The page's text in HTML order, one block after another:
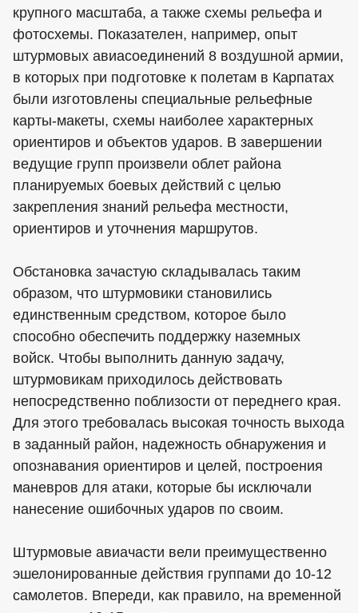
крупного масштаба, а также схемы рельефа и
фотосхемы. Показателен, например, опыт
штурмовых авиасоединений 8 воздушной армии,
в которых при подготовке к полетам в Карпатах
были изготовлены специальные рельефные
карты-макеты, схемы наиболее характерных
ориентиров и объектов ударов. В завершении
ведущие групп произвели облет района
планируемых боевых действий с целью
закрепления знаний рельефа местности,
ориентиров и уточнения маршрутов.
Обстановка зачастую складывалась таким
образом, что штурмовики становились
единственным средством, которое было
способно обеспечить поддержку наземных
войск. Чтобы выполнить данную задачу,
штурмовикам приходилось действовать
непосредственно поблизости от переднего края.
Для этого требовалась высокая точность выхода
в заданный район, надежность обнаружения и
опознавания ориентиров и целей, построения
маневров для атаки, которые бы исключали
нанесение ошибочных ударов по своим.
Штурмовые авиачасти вели преимущественно
эшелонированные действия группами до 10-12
самолетов. Впереди, как правило, на временной